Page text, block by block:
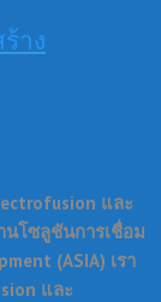
าง
และ
นโซลูชันการเชื่อม
(ASIA) เรา
และ